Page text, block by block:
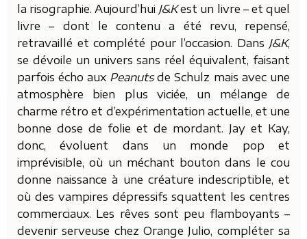
la risographie. Aujourd’hui J&Kest un livre – et quel
livre – dont le contenu a été revu, repensé,
retravaillé et complété pour l’occasion. Dans J&K,
se dévoile un univers sans réel équivalent, faisant
parfois écho aux Peanutsde Schulz mais avec une
atmosphère bien plus viciée, un mélange de
charme rétro et d’expérimentation actuelle, et une
bonne dose de folie et de mordant. Jay et Kay,
donc, évoluent dans un monde pop et
imprévisible, où un méchant bouton dans le cou
donne naissance à une créature indescriptible, et
où des vampires dépressifs squattent les centres
commerciaux. Les rêves sont peu flamboyants –
devenir serveuse chez Orange Julio, compléter sa